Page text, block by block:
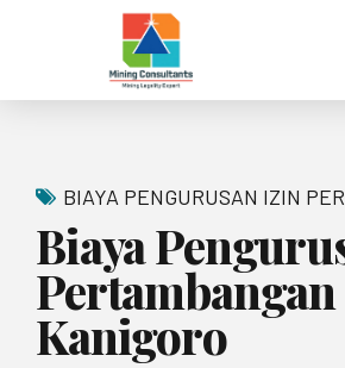
BIAYA PENGURUSAN IZIN
Biaya
Pertambangan
Kanigoro